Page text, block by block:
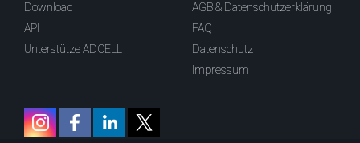
Download
API
Unterstütze ADCELL
AGB & Datenschutzerklärung
FAQ
Datenschutz
Impressum